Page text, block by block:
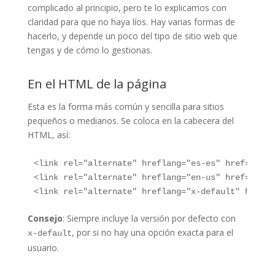
complicado al principio, pero te lo explicamos con
claridad para que no haya líos. Hay varias formas de
hacerlo, y depende un poco del tipo de sitio web que
tengas y de cómo lo gestionas.
En el HTML de la página
Esta es la forma más común y sencilla para sitios
pequeños o medianos. Se coloca en la cabecera del
HTML, así:
<link rel="alternate" hreflang="es-es"
<link rel="alternate" hreflang="en-us"
<link rel="alternate" hreflang="x-default"
Consejo: Siempre incluye la versión por defecto con
x-default, por si no hay una opción exacta para el
usuario.